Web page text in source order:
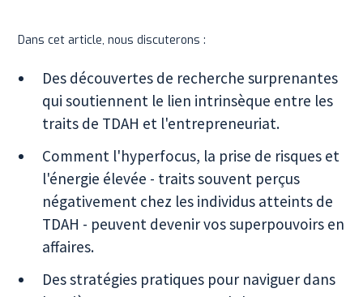
Dans cet article, nous discuterons :
Des découvertes de recherche surprenantes
qui soutiennent le lien intrinsèque entre les
traits de TDAH et l'entrepreneuriat.
Comment l'hyperfocus, la prise de risques et
l'énergie élevée - traits souvent perçus
négativement chez les individus atteints de
TDAH - peuvent devenir vos superpouvoirs en
affaires.
Des stratégies pratiques pour naviguer dans